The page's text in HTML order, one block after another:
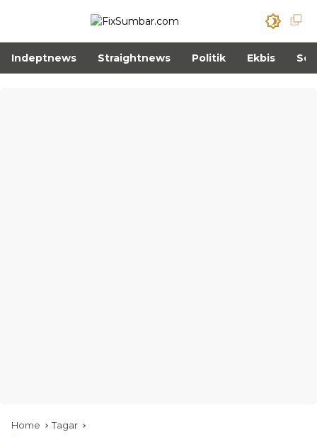
Indeptnews Straightnews Politik Ekbis
Home Tagar